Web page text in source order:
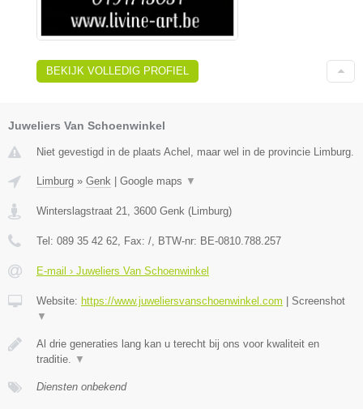
BEKIJK VOLLEDIG PROFIEL
Juweliers Van Schoenwinkel
Niet gevestigd in de plaats Achel, maar wel in de provincie Limburg.
Limburg » Genk Google maps ▼
Winterslagstraat 21, 3600 Genk (Limburg)
Tel: 089 35 42 62, Fax: /, BTW-nr: BE-0810.788.257
E-mail › Juweliers Van Schoenwinkel
Website: https://www.juweliersvanschoenwinkel.com
Screenshot
▼
Al drie generaties lang kan u terecht bij ons voor kwaliteit en
traditie. ▼
Diensten onbekend